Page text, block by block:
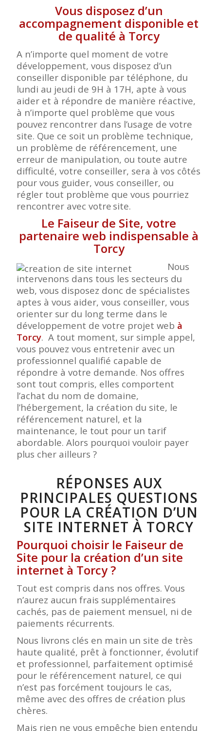
Vous disposez d’un
accompagnement disponible et
de qualité à Torcy
A n’importe quel moment de votre
développement, vous disposez d’un
conseiller disponible par téléphone, du
lundi au jeudi de 9H à 17H, apte à vous
aider et à répondre de manière réactive,
à n’importe quel problème que vous
pouvez rencontrer dans l’usage de votre
site. Que ce soit un problème technique,
un problème de référencement, une
erreur de manipulation, ou toute autre
difficulté, votre conseiller, sera à vos côtés
pour vous guider, vous conseiller, ou
régler tout problème que vous pourriez
rencontrer avec votre site.
Le Faiseur de Site, votre
partenaire web indispensable à
Torcy
Nous
intervenons dans tous les secteurs du
web, vous disposez donc de spécialistes
aptes à vous aider, vous conseiller, vous
orienter sur du long terme dans le
développement de votre projet web à
Torcy. A tout moment, sur simple appel,
vous pouvez vous entretenir avec un
professionnel qualifié capable de
répondre à votre demande. Nos offres
sont tout compris, elles comportent
l’achat du nom de domaine,
l’hébergement, la création du site, le
référencement naturel, et la
maintenance, le tout pour un tarif
abordable. Alors pourquoi vouloir payer
plus cher ailleurs ?
RÉPONSES AUX
PRINCIPALES QUESTIONS
POUR LA CRÉATION D’UN
SITE INTERNET À TORCY
Pourquoi choisir le Faiseur de
Site pour la création d’un site
internet à Torcy ?
Tout est compris dans nos offres. Vous
n’aurez aucun frais supplémentaires
cachés, pas de paiement mensuel, ni de
paiements récurrents.
Nous livrons clés en main un site de très
haute qualité, prêt à fonctionner, évolutif
et professionnel, parfaitement optimisé
pour le référencement naturel, ce qui
n’est pas forcément toujours le cas,
même avec des offres de création plus
chères.
Mais rien ne vous empêche bien entendu